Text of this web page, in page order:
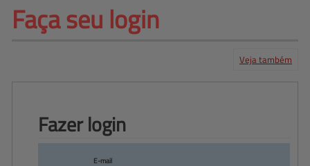
Faça seu login
Veja também
Fazer login
E-mail